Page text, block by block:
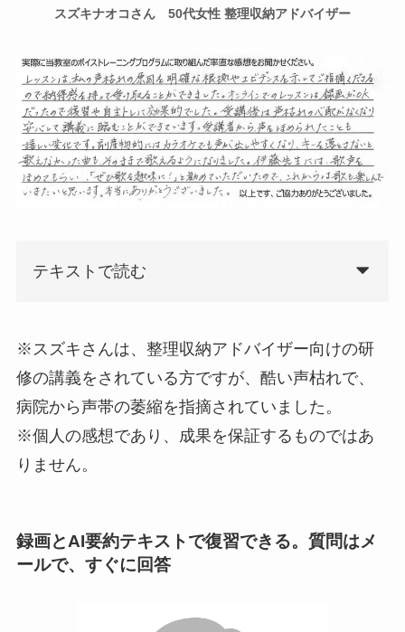
スズキナオコさん 50代女性 整理収納アドバイザー
テキストで読む
※スズキさんは、整理収納アドバイザー向けの研
修の講義をされている方ですが、酷い声枯れで、
病院から声帯の萎縮を指摘されていました。
※個人の感想であり、成果を保証するものではあ
りません。
録画とAI要約テキストで復習できる。質問はメ
ールで、すぐに回答